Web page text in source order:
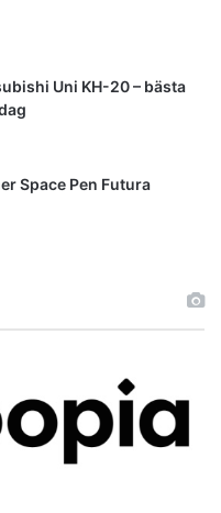
Uni KH-20 – bästa
Space Pen Futura